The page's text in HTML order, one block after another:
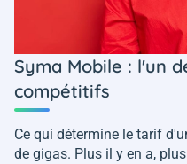
Syma Mobile : l'un
compétitifs
Ce qui détermine le tarif
de gigas. Plus il y en a,